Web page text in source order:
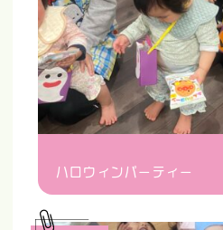
ハロウィンパーティー